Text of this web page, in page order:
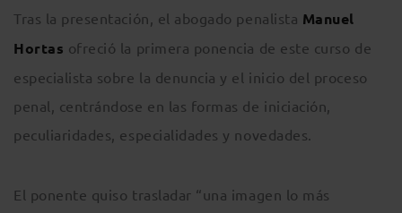
Tras la presentación, el abogado penalista Manuel
Hortas ofreció la primera ponencia de este curso de
especialista sobre la denuncia y el inicio del proceso
penal, centrándose en las formas de iniciación,
peculiaridades, especialidades y novedades.
El ponente quiso trasladar “una imagen lo más